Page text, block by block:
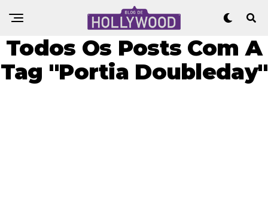
Todos Os Posts Com A
Tag "Portia Doubleday"